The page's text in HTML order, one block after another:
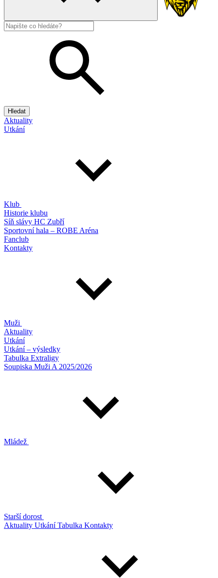
Hledat
Aktuality
Utkání
Klub
Historie klubu
Síň slávy HC Zubří
Sportovní hala – ROBE Aréna
Fanclub
Kontakty
Muži
Aktuality
Utkání
Utkání – výsledky
Tabulka Extraligy
Soupiska Muži A 2025/2026
Mládež
Starší dorost
Aktuality UtkáníTabulka Kontakty